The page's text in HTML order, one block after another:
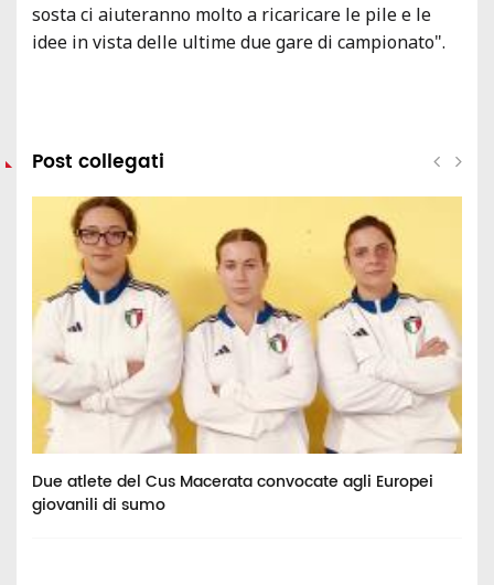
sosta ci aiuteranno molto a ricaricare le pile e le
idee in vista delle ultime due gare di campionato".
Post collegati
Due atlete del Cus Macerata convocate agli Europei
giovanili di sumo